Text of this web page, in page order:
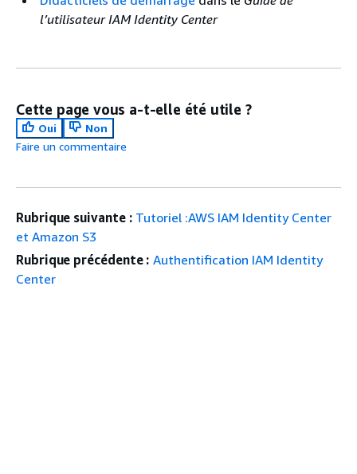
l’utilisateur IAM Identity Center
Cette page vous a-t-elle été utile ?
Oui
Non
Faire un commentaire
Rubrique suivante : Tutoriel :AWS IAM Identity Center
et Amazon S3
Rubrique précédente : Authentification IAM Identity
Center